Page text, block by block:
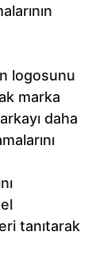
logosunu
marka
daha
tanıtarak